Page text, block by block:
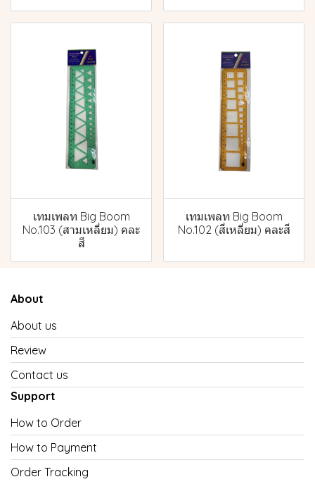
เทมเพลท Big Boom
No.103 (สามเหลี่ยม) คละ
สี
เทมเพลท Big Boom
No.102 (สี่เหลี่ยม) คละสี
About
About us
Review
Contact us
Support
How to Order
How to Payment
Order Tracking